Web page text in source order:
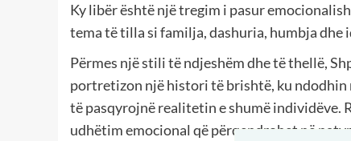
Ky libër është një tregim i pasur
tema të tilla si familja, dashuria, humbja dhe
Përmes një stili të ndjeshëm dhe të thellë,
portretizon një histori të brishtë, ku ndodhin
të pasqyrojnë realitetin e shumë individëve.
udhëtim emocional që përqendrohet në